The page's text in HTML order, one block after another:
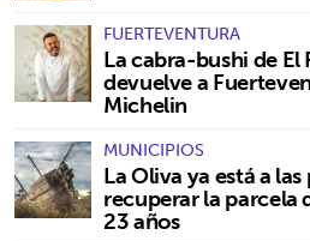
FUERTEVENTURA
La cabra-bushi de El
devuelve a
Michelin
MUNICIPIOS
La Oliva ya está a
recuperar la parcela
23 años